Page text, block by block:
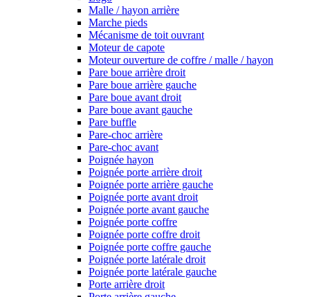
Malle / hayon arrière
Marche pieds
Mécanisme de toit ouvrant
Moteur de capote
Moteur ouverture de coffre / malle / hayon
Pare boue arrière droit
Pare boue arrière gauche
Pare boue avant droit
Pare boue avant gauche
Pare buffle
Pare-choc arrière
Pare-choc avant
Poignée hayon
Poignée porte arrière droit
Poignée porte arrière gauche
Poignée porte avant droit
Poignée porte avant gauche
Poignée porte coffre
Poignée porte coffre droit
Poignée porte coffre gauche
Poignée porte latérale droit
Poignée porte latérale gauche
Porte arrière droit